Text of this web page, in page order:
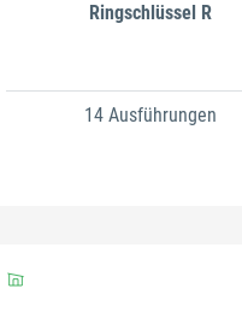
Ringschlüssel R
14 Ausführungen